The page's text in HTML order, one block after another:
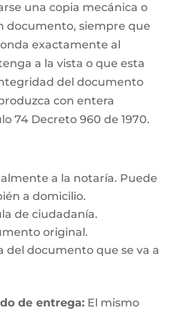
una copia mecánica o
documento, siempre que
exactamente al
a la vista o que esta
del documento
con entera
74 Decreto 960 de 1970.
a la notaría. Puede
a domicilio.
de ciudadanía.
original.
del documento que se va a
de entrega:El mismo